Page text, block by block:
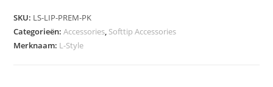
hoeveelheid
SKU: LS-LIP-PREM-PK
Categorieën:Accessories, Softtip Accessories
Merknaam: L-Style